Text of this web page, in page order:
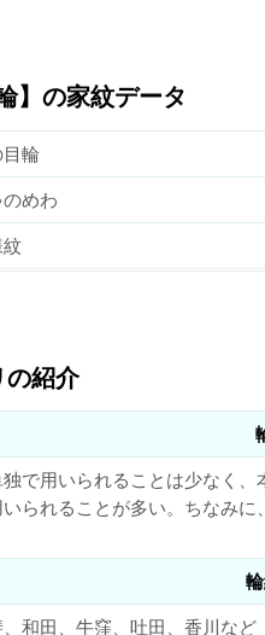
】の家紋データ
輪
のめわ
の紹介
で用いられることは少なく
られることが多い。ちなみ
和田、牛窪、吐田、香川など